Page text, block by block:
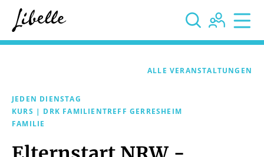
  
JEDEN DIENSTAG
KURS | DRK FAMILIENTREFF GERRESHEIM
FAMILIE
ALLE VERANSTALTUNGEN